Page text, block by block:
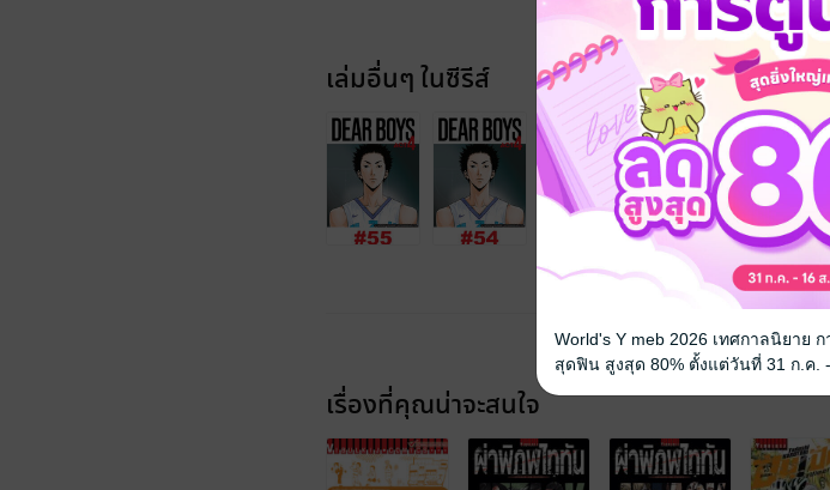
เล่มอื่นๆ ในซีรีส์
เรื่องที่คุณน่าจะสนใจ
World's Y meb 2026 เทศกาลนิยาย
สุดฟิน สูงสุด 80% ตั้งแต่วันที่ 31 ก.ค.